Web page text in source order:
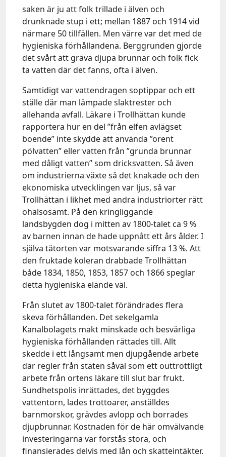
saken är ju att folk trillade i älven och
drunknade stup i ett; mellan 1887 och 1914 vid
närmare 50 tillfällen. Men värre var det med de
hygieniska förhållandena. Berggrunden gjorde
det svårt att gräva djupa brunnar och folk fick
ta vatten där det fanns, ofta i älven.
Samtidigt var vattendragen soptippar och ett
ställe där man lämpade slaktrester och
allehanda avfall. Läkare i Trollhättan kunde
rapportera hur en del ”från elfen avlägset
boende” inte skydde att använda ”orent
pölvatten” eller vatten från ”grunda brunnar
med dåligt vatten” som dricksvatten. Så även
om industrierna växte så det knakade och den
ekonomiska utvecklingen var ljus, så var
Trollhättan i likhet med andra industriorter rätt
ohälsosamt. På den kringliggande
landsbygden dog i mitten av 1800-talet ca 9 %
av barnen innan de hade uppnått ett års ålder. I
själva tätorten var motsvarande siffra 13 %. Att
den fruktade koleran drabbade Trollhättan
både 1834, 1850, 1853, 1857 och 1866 speglar
detta hygieniska elände väl.
Från slutet av 1800-talet förändrades flera
skeva förhållanden. Det sekelgamla
Kanalbolagets makt minskade och besvärliga
hygieniska förhållanden rättades till. Allt
skedde i ett långsamt men djupgående arbete
där regler från staten såväl som ett outtröttligt
arbete från ortens läkare till slut bar frukt.
Sundhetspolis inrättades, det byggdes
vattentorn, lades trottoarer, anställdes
barnmorskor, grävdes avlopp och borrades
djupbrunnar. Kostnaden för de här omvälvande
investeringarna var förstås stora, och
finansierades delvis med lån och skatteintäkter.